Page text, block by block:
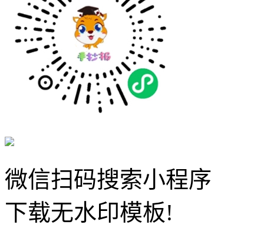
微信扫码搜索小程序
下载无水印模板!